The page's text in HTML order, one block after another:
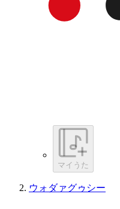
マイうた
ウォダァグゥシー